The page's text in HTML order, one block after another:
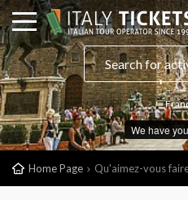
We have
Home Page Qu'aimez-vous